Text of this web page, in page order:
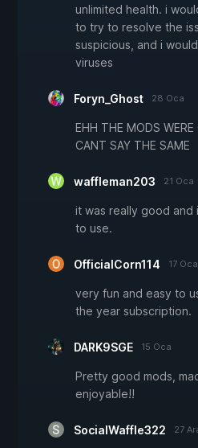
unlimited health. i
to try to resolve the
suspicious, and i
viruses
Foryn_Ghost 28 Oca
EHH THE MODS
CANT SAY THE SAME
waffleman203 21 Oca
it was really good and
to use.
OfficialCorn114 17 Oca
very fun and easy to
the year subscription.
DARK9SGE 15 Oca
Pretty good mods,
enjoyable!!
SocialWaffle322 27